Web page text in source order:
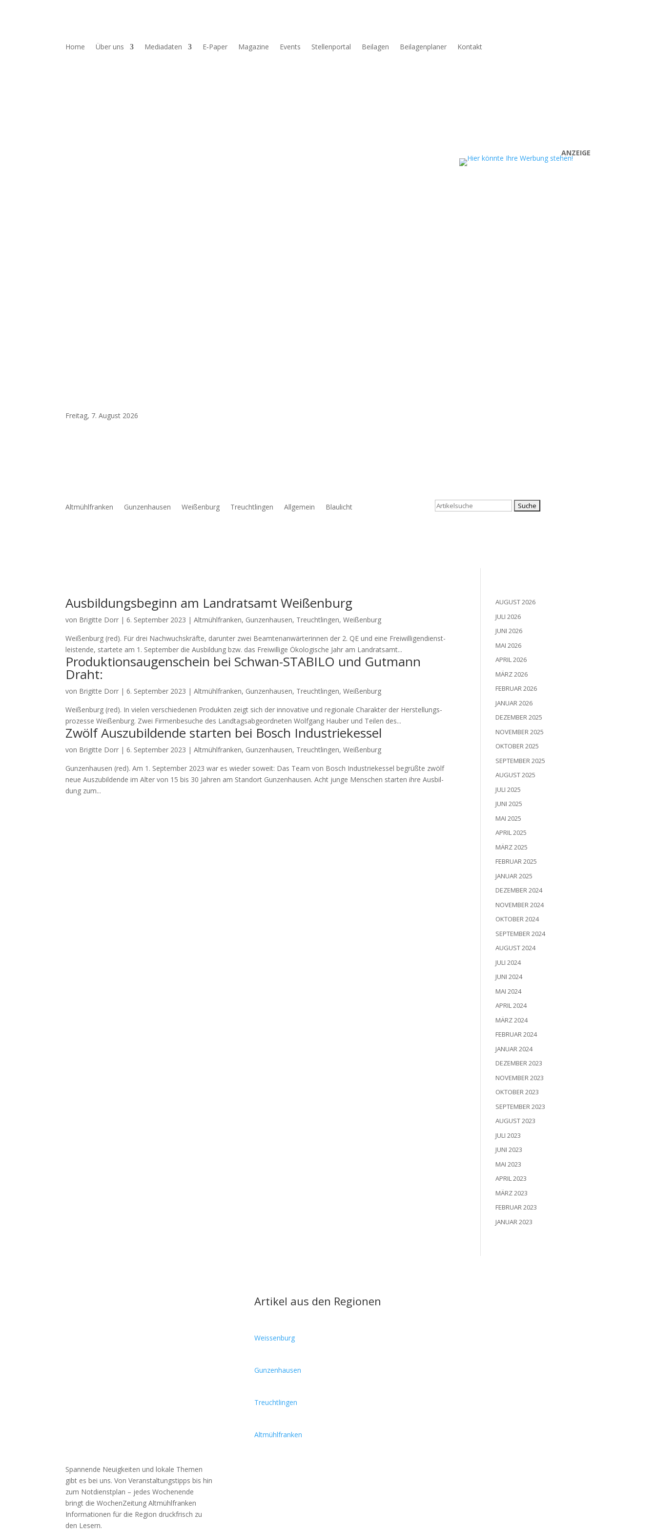
Home Über uns Mediadaten E‑Paper Magazine Events Stellenportal Beilagen Beilagenplaner Kontakt
Freitag, 7. August 2026
ANZEIGE
Altmühlfranken Gunzenhausen Weißenburg Treuchtlingen Allgemein Blaulicht
Suchen
Ausbildungsbeginn am Landratsamt Weißenburg
von Brigitte Dorr |6. September 2023 |Altmühlfranken, Gunzenhausen, Treuchtlingen,Weißenburg
Wei­ßen­burg (red). Für drei Nach­wuchs­kräf­te, dar­un­ter zwei Beam­ten­an­wär­te­rin­nen der 2. QE und eine Frei­wil­li­gen­dienst­
leis­ten­de, star­te­te am 1. Sep­tem­ber die Aus­bil­dung bzw. das Frei­wil­li­ge Öko­lo­gi­sche Jahr am Land­rats­amt...
Produktionsaugenschein bei Schwan-STABILO und Gutmann
Draht:
von Brigitte Dorr |6. September 2023 |Altmühlfranken, Gunzenhausen, Treuchtlingen,Weißenburg
Wei­ßen­burg (red). In vie­len ver­schie­de­nen Pro­duk­ten zeigt sich der inno­va­ti­ve und regio­na­le Cha­rak­ter der Her­stel­lungs­
pro­zes­se Wei­ßen­burg. Zwei Fir­men­be­su­che des Land­tags­ab­ge­ord­ne­ten Wolf­gang Hau­ber und Tei­len des...
Zwölf Auszubildende starten bei Bosch Industriekessel
von Brigitte Dorr |6. September 2023 |Altmühlfranken, Gunzenhausen, Treuchtlingen,Weißenburg
Gun­zen­hau­sen (red). Am 1. Sep­tem­ber 2023 war es wie­der soweit: Das Team von Bosch Indus­trie­kes­sel begrüß­te zwölf
neue Aus­zu­bil­den­de im Alter von 15 bis 30 Jah­ren am Stand­ort Gun­zen­hau­sen. Acht jun­ge Men­schen star­ten ihre Aus­bil­
dung zum...
AUGUST 2026
JULI 2026
JUNI 2026
MAI 2026
APRIL 2026
MÄRZ 2026
FEBRUAR 2026
JANUAR 2026
DEZEMBER 2025
NOVEMBER 2025
OKTOBER 2025
SEPTEMBER 2025
AUGUST 2025
JULI 2025
JUNI 2025
MAI 2025
APRIL 2025
MÄRZ 2025
FEBRUAR 2025
JANUAR 2025
DEZEMBER 2024
NOVEMBER 2024
OKTOBER 2024
SEPTEMBER 2024
AUGUST 2024
JULI 2024
JUNI 2024
MAI 2024
APRIL 2024
MÄRZ 2024
FEBRUAR 2024
JANUAR 2024
DEZEMBER 2023
NOVEMBER 2023
OKTOBER 2023
SEPTEMBER 2023
AUGUST 2023
JULI 2023
JUNI 2023
MAI 2023
APRIL 2023
MÄRZ 2023
FEBRUAR 2023
JANUAR 2023
Spannende Neuigkeiten und lokale Themen
gibt es bei uns. Von Veranstaltungstipps bis hin
zum Notdienstplan – jedes Wochenende
bringt die WochenZeitung Altmühlfranken
Informationen für die Region druckfrisch zu
den Lesern.
Artikel aus den Regionen
Weissenburg
Gunzenhausen
Treuchtlingen
Altmühlfranken